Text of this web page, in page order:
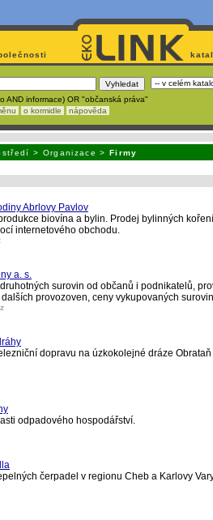
AND informace) OR "občanská práva"
o kormidle nápověda
> Organizace >Firmy
Abrlovy Pavlov
biovína a bylin. Prodej bylinných
internetového obchodu.
a. s.
surovin od občanů i podnikatelů,
provozoven, ceny vykupovaných
dopravu na úzkokolejné dráze
odpadového hospodářství.
čerpadel v regionu Cheb a Karlovy